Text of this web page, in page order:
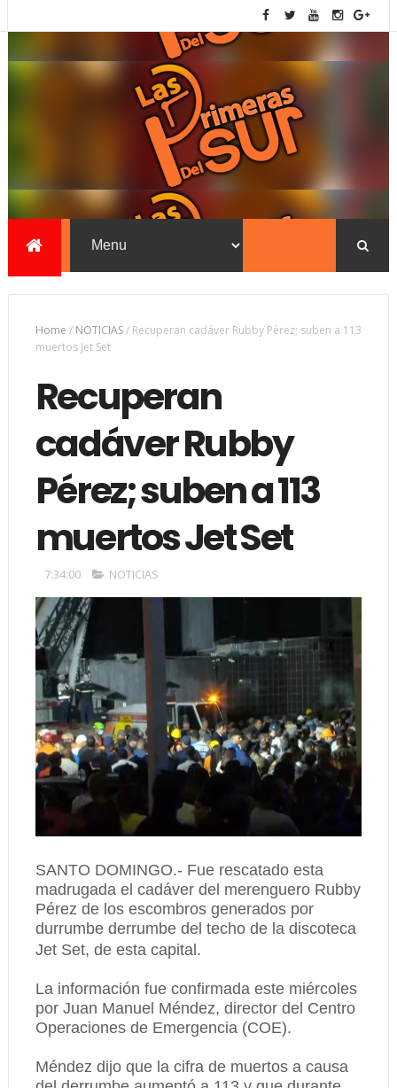
Home / NOTICIAS/ Recuperan cadáver Rubby Pérez; suben a 113
muertos Jet Set
Recuperan
cadáver Rubby
Pérez; suben a 113
muertos Jet Set
7:34:00 NOTICIAS
SANTO DOMINGO.- Fue rescatado esta
madrugada el cadáver del merenguero Rubby
Pérez de los escombros generados por
durrumbe derrumbe del techo de la discoteca
Jet Set, de esta capital.
La información fue confirmada este miércoles
por Juan Manuel Méndez, director del Centro
Operaciones de Emergencia (COE).
Méndez dijo que la cifra de muertos a causa